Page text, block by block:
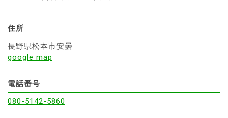
住所
長野県松本市安曇
google map
電話番号
080-5142-5860